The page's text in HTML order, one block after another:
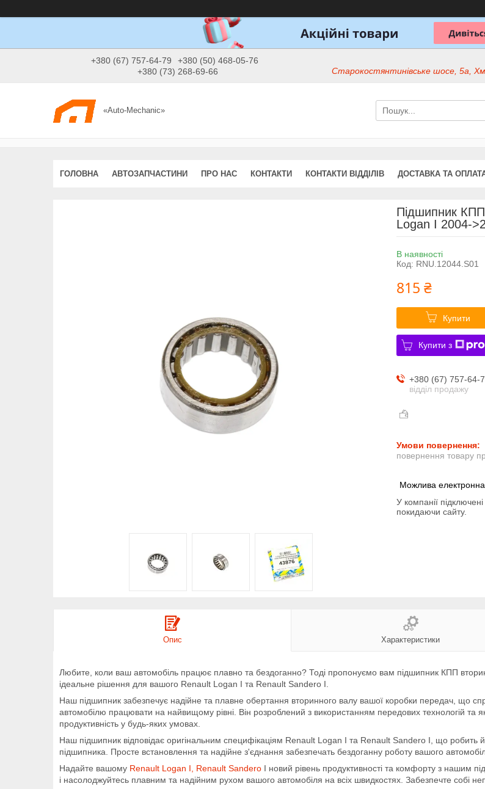
+380 (67) 757-64-79
+380 (50) 468-05-76
+380 (73) 268-69-66
Старокостянтинівське шосе, 5а,
«Auto-Mechanic»
ГОЛОВНА АВТОЗАПЧАСТИНИ ПРО НАС КОНТАКТИ КОНТАКТИ ВІДДІЛІВ ДОСТАВКА ТА
Підшипник
Logan I 2004-
В наявності
Код: RNU.12044.S01
815 ₴
Купити
Купити з
+380 (67) 757-64-
відділ продажу
повернення товару
У компанії
покидаючи сайту.
Опис Характеристики
Любите, коли ваш автомобіль працює плавно та бездоганно? Тоді пропонуємо вам підшипник КПП
ідеальне рішення для вашого Renault Logan I та Renault Sandero I.
Наш підшипник забезпечує надійне та плавне обертання вторинного валу вашої коробки передач, що
автомобілю працювати на найвищому рівні. Він розроблений з використанням передових технологій та
продуктивність у будь-яких умовах.
Наш підшипник відповідає оригінальним специфікаціям Renault Logan I та Renault Sandero I, що
підшипника. Просте встановлення та надійне з'єднання забезпечать бездоганну роботу вашого
Надайте вашому Renault Logan I, Renault Sandero I новий рівень продуктивності та комфорту з нашим
і насолоджуйтесь плавним та надійним рухом вашого автомобіля на всіх швидкостях. Забезпечте собі